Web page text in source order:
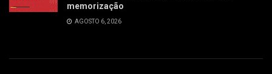
memorização
AGOSTO 6, 2026